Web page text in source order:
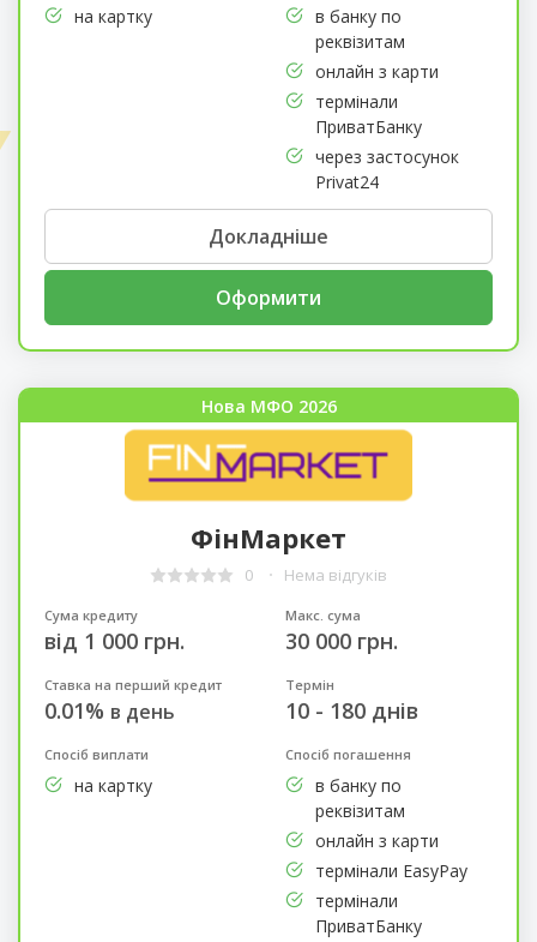
на картку
в банку по
реквізитам
онлайн з карти
термінали
ПриватБанку
через застосунок
Privat24
Докладніше
Оформити
Нова МФО 2026
ФінМаркет
0 Нема відгуків
Сума кредиту
від 1 000 грн.
Макс. сума
30 000 грн.
Ставка на перший кредит
0.01% в день
Термін
10 - 180 днів
Спосіб виплати
на картку
Спосіб погашення
в банку по
реквізитам
онлайн з карти
термінали EasyPay
термінали
ПриватБанку